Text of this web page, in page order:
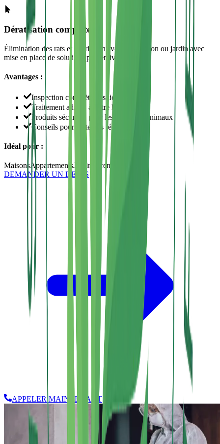
Dératisation complète
Élimination des rats et souris dans votre habitation ou jardin avec
mise en place de solutions préventives.
Avantages :
Inspection complète des lieux
Traitement adapté à votre habitat
Produits sécurisés pour les enfants et animaux
Conseils pour éviter les récidives
Idéal pour :
MaisonsAppartementsJardins Greniers
DEMANDER UN DEVIS
APPELER MAINTENANT